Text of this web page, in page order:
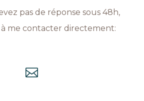
pas de réponse sous 48h,
à me contacter directement:
